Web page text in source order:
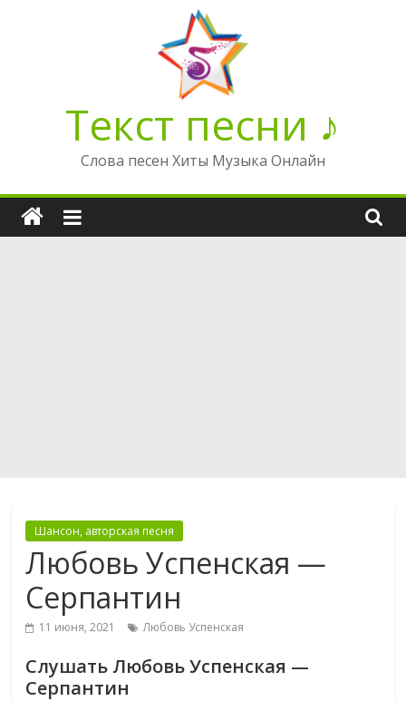
Текст песни ♪
Слова песен Хиты Музыка Онлайн
Шансон, авторская песня
Любовь Успенская —
Серпантин
11 июня, 2021 Любовь Успенская
Слушать Любовь Успенская —
Серпантин